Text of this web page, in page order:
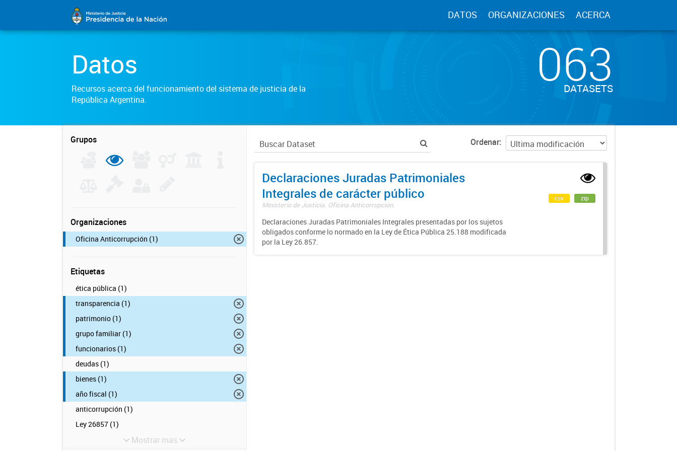
DATOS ORGANIZACIONES ACERCA
Datos
Recursos acerca del funcionamiento del sistema de justicia de la
República Argentina.
063
DATASETS
Grupos
Organizaciones
Oficina Anticorrupción (1)
Etiquetas
ética pública (1)
transparencia (1)
patrimonio (1)
grupo familiar (1)
funcionarios (1)
deudas (1)
bienes (1)
año fiscal (1)
anticorrupción (1)
Ley 26857 (1)
Mostrar mas
Ordenar
Declaraciones Juradas Patrimoniales
Integrales de carácter público
Ministerio de Justicia. Oficina Anticorrupción.
Declaraciones Juradas Patrimoniales Integrales presentadas por los sujetos
obligados conforme lo normado en la Ley de Ética Pública 25.188 modificada
por la Ley 26.857.
csv zip